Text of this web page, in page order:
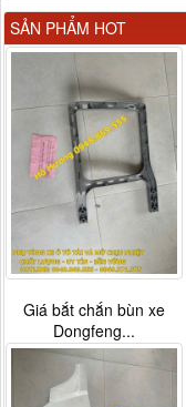
SẢN PHẨM HOT
Gương chiếu hậu FAW
JH6 có sấy...
Giá bắt chắn bùn xe
Dongfeng...